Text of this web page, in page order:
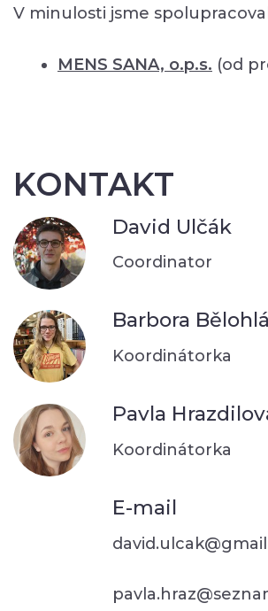
V minulosti jsme
MENS SANA, o.p.s. (od
KONTAKT
David Ulčák
Coordinator
Barbora
Koordinátorka
Pavla
Koordinátorka
E-mail